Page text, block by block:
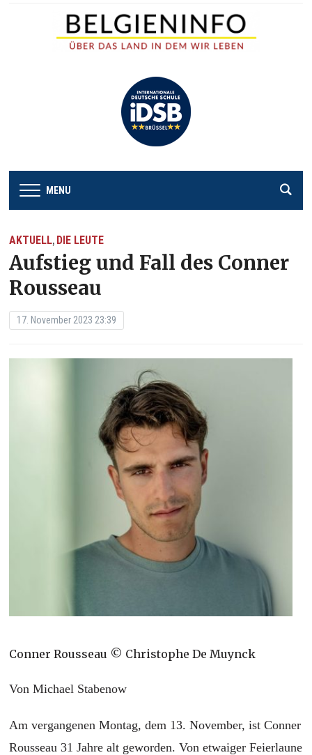
MENU
AKTUELL, DIE LEUTE
Aufstieg und Fall des Conner
Rousseau
17. November 2023 23:39
Conner Rousseau © Christophe De Muynck
Von Michael Stabenow
Am vergangenen Montag, dem 13. November, ist Conner
Rousseau 31 Jahre alt geworden. Von etwaiger Feierlaune